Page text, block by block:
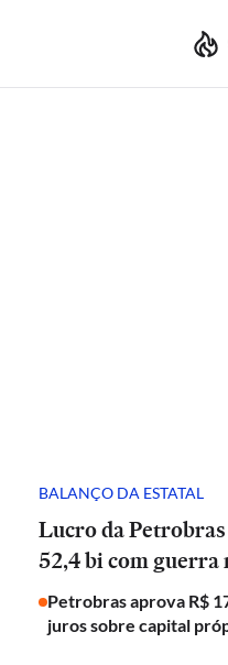
BALANÇO DA ESTATAL
Lucro da Petrobras
52,4 bi com
Petrobras aprova R$
juros sobre capital